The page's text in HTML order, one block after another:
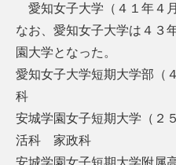
愛知女子大学（４１年４
なお、愛知女子大学は４３
園大学となった。
愛知女子大学短期大学部
科
安城学園女子短期大学（
活科 家政科
安城学園女子短期大学附属